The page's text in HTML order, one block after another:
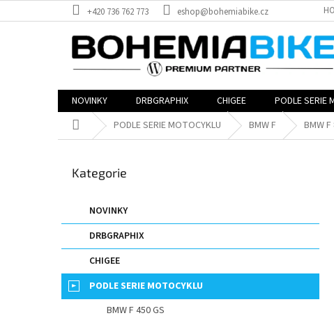
na
+420 736 762 773 eshop@bohemiabike.cz
NOVINKY DRBGRAPHIX CHIGEE PODLE SERIE
Domů PODLE SERIE MOTOCYKLU BMW F BMW
a
n
a
Přeskočit
Kategorie
NOVINKY
DRBGRAPHIX
CHIGEE
PODLE SERIE MOTOCYKLU
BMW F 450 GS